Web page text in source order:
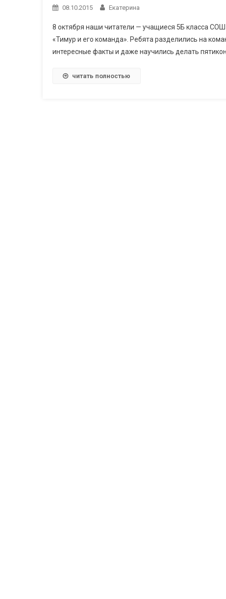
08.10.2015 Екатерина
8 октября наши читатели — учащиеся 5Б класса
«Тимур и его команда». Ребята разделились на
интересные факты и даже научились делать
читать полностью